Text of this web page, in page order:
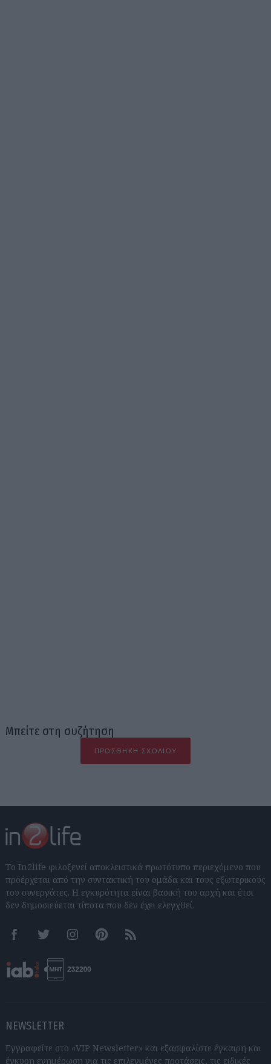
Μπείτε στη συζήτηση
ΠΡΟΣΘΉΚΗ ΣΧΟΛΊΟΥ
Το In2life φιλοξενεί αποκλειστικά πρωτότυπο περιεχόμενο που
προέρχεται από την συντακτική του ομάδα και τους εξωτερικούς
του συνεργάτες. Η εγκυρότητα είναι βασική του αρχή και έτσι
δεν δημοσιεύεται τίποτα που δεν έχει ελεγχθεί.
FacebookTwitter InstagramPinterestRSS feeds
NEWSLETTER
Εγγραφείτε στο «VIP Newsletter» και εξασφαλίστε έγκαιρη και
έγκυρη ενημέρωση για τις επιλεγμένες προτάσεις, τις ειδικές